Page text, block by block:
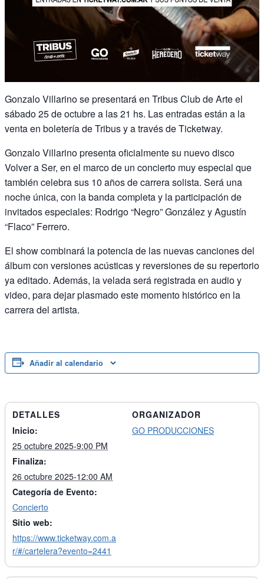
Gonzalo Villarino se presentará en Tribus Club de Arte el
sábado 25 de octubre a las 21 hs. Las entradas están a la
venta en boletería de Tribus y a través de Ticketway.
Gonzalo Villarino presenta oficialmente su nuevo disco
Volver a Ser, en el marco de un concierto muy especial que
también celebra sus 10 años de carrera solista. Será una
noche única, con la banda completa y la participación de
invitados especiales: Rodrigo “Negro” González y Agustín
“Flaco” Ferrero.
El show combinará la potencia de las nuevas canciones del
álbum con versiones acústicas y reversiones de su repertorio
ya editado. Además, la velada será registrada en audio y
video, para dejar plasmado este momento histórico en la
carrera del artista.
Añadir al calendario
DETALLES
Inicio:
25 octubre 2025-9:00 PM
Finaliza:
26 octubre 2025-12:00 AM
Categoría de Evento:
Concierto
Sitio web:
https://www.ticketway.com.a
r/#/cartelera?evento=2441
ORGANIZADOR
GO PRODUCCIONES